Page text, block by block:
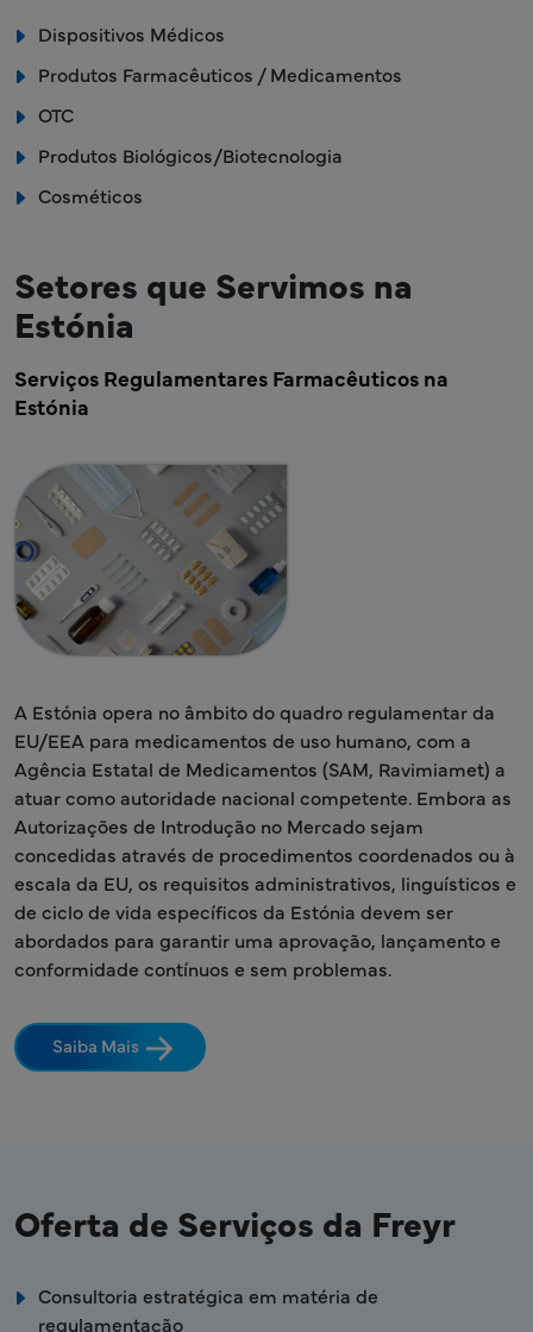
Dispositivos Médicos
Produtos Farmacêuticos / Medicamentos
OTC
Produtos Biológicos/Biotecnologia
Cosméticos
Setores que Servimos na
Estónia
Serviços Regulamentares Farmacêuticos na
Estónia
A Estónia opera no âmbito do quadro regulamentar da
EU/EEA para medicamentos de uso humano, com a
Agência Estatal de Medicamentos (SAM, Ravimiamet) a
atuar como autoridade nacional competente. Embora as
Autorizações de Introdução no Mercado sejam
concedidas através de procedimentos coordenados ou à
escala da EU, os requisitos administrativos, linguísticos e
de ciclo de vida específicos da Estónia devem ser
abordados para garantir uma aprovação, lançamento e
conformidade contínuos e sem problemas.
Saiba Mais
Oferta de Serviços da Freyr
Consultoria estratégica em matéria de
regulamentação